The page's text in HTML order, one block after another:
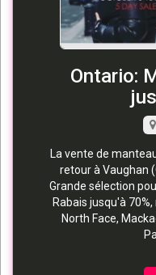
Ontario:
La vente de
retour à Vaughan
Grande sélection
Rabais jusqu'à
North Face,